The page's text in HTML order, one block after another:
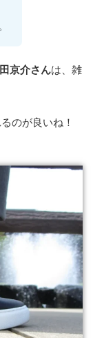
京介さんは、雑
のが良いね！